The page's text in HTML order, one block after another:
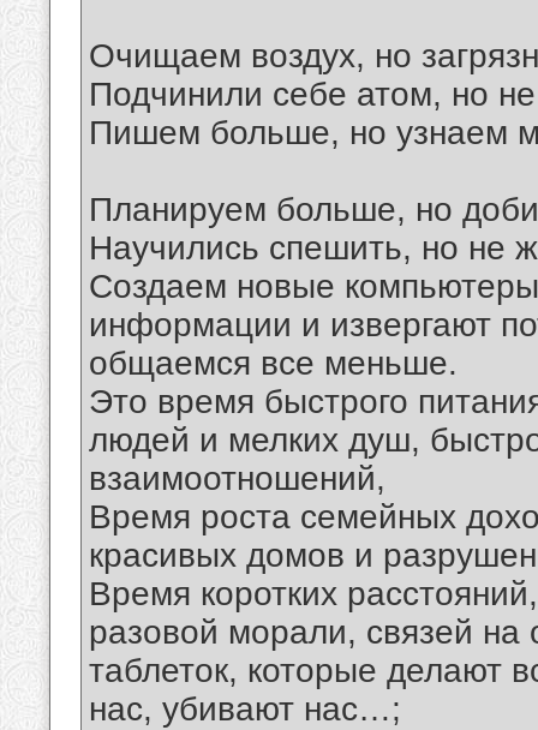
Очищаем воздух, но
Подчинили себе атом, но
Пишем больше, но узнаем
Планируем больше, но
Научились спешить, но не
Создаем новые
информации и извергают
общаемся все меньше.
Это время быстрого
людей и мелких душ,
взаимоотношений,
Время роста семейных
красивых домов и
Время коротких
разовой морали, связей на
таблеток, которые делают
нас, убивают наc…;